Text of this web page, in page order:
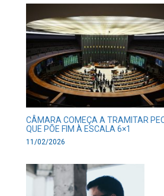
CÂMARA COMEÇA A TRAMITAR
QUE PÕE FIM À ESCALA 6×1
11/02/2026